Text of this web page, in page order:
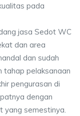
pada
jasa Sedot WC
dan area
dan sudah
tahap pelaksanaan
pengurasan di
dengan
yang semestinya.